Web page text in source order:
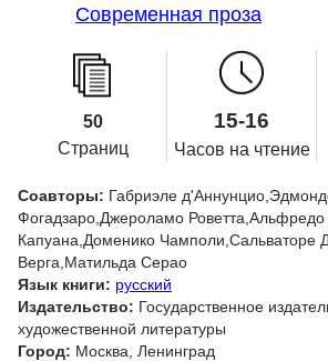
Современная проза
50
Страниц
15-16
Часов на чтение
Соавторы: Габриэле
Фогадзаро,Джероламо
Капуана,Доменико Чамполи,Сальваторе
Верга,Матильда Серао
Язык книги: русский
Издательство: Государственное
художественной литературы
Город: Москва, Ленинград